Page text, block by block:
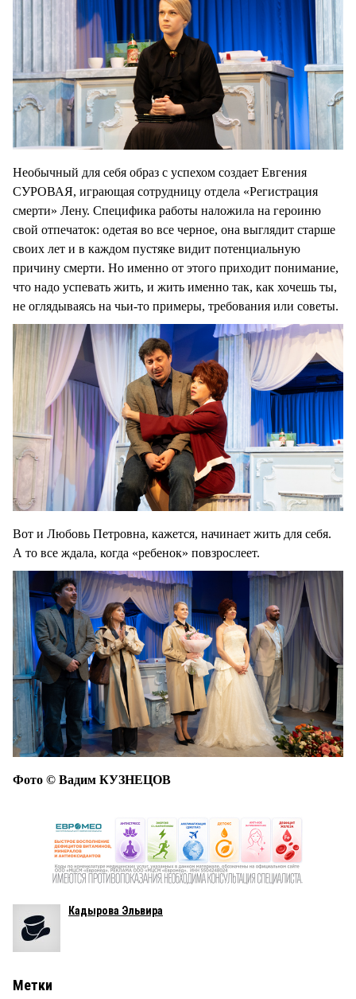
Необычный для себя образ с успехом создает Евгения
СУРОВАЯ, играющая сотрудницу отдела «Регистрация
смерти» Лену. Специфика работы наложила на героиню
свой отпечаток: одетая во все черное, она выглядит старше
своих лет и в каждом пустяке видит потенциальную
причину смерти. Но именно от этого приходит понимание,
что надо успевать жить, и жить именно так, как хочешь ты,
не оглядываясь на чьи-то примеры, требования или советы.
Вот и Любовь Петровна, кажется, начинает жить для себя.
А то все ждала, когда «ребенок» повзрослеет.
Фото © Вадим КУЗНЕЦОВ
Кадырова Эльвира
Метки